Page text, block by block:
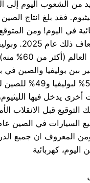
من الشعوب اليوم إلى
في اليوم! ومن
العدد الى ثلاثة
مناجم الليثيوم
بين بوليفيا والصين في
الماضي، وبنسبة 51%
أخرى يدخل فيها
قبل الانقلاب
المعروف ان جميع